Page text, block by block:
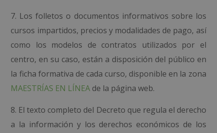
7. Los folletos o documentos informativos sobre los
cursos impartidos, precios y modalidades de pago, así
como los modelos de contratos utilizados por el
centro, en su caso, están a disposición del público en
la ficha formativa de cada curso, disponible en la zona
MAESTRÍAS EN LÍNEA de la página web.
8. El texto completo del Decreto que regula el derecho
a la información y los derechos económicos de los